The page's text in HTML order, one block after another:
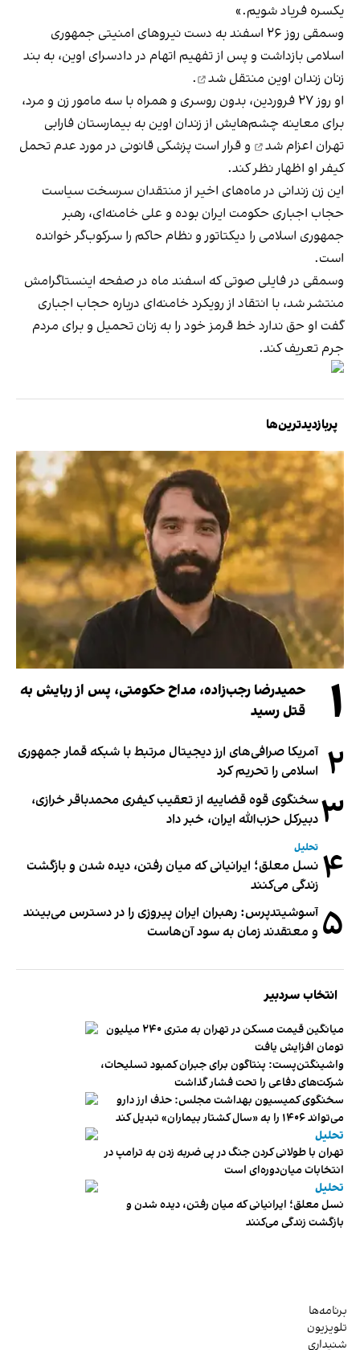
یکسره فریاد شویم.»
وسمقی روز ۲۶ اسفند به دست نیروهای امنیتی جمهوری
اسلامی بازداشت و پس از تفهیم اتهام در دادسرای اوین، به بند
زنان زندان اوین منتقل شد
.
او روز ۲۷ فروردین، بدون روسری و همراه با سه مامور زن و مرد،
برای معاینه چشم‌هایش از زندان اوین به بیمارستان فارابی
تهران اعزام شد
و قرار است پزشکی قانونی در مورد عدم تحمل
کیفر او اظهار نظر کند.
این زن زندانی در ماه‌های اخیر از منتقدان سرسخت سیاست
حجاب اجباری حکومت ایران بوده و علی خامنه‌ای، رهبر
جمهوری اسلامی را دیکتاتور و نظام حاکم را سرکوب‌گر خوانده
است.
وسمقی در فایلی صوتی که اسفند ماه در صفحه اینستاگرامش
منتشر شد، با انتقاد از رویکرد خامنه‌ای‌ درباره حجاب اجباری
گفت او حق ندارد خط قرمز خود را به زنان تحمیل و برای مردم
جرم تعریف کند.
پربازدیدترین‌ها
۱
حمیدرضا رجب‌زاده، مداح حکومتی، پس از ربایش به
قتل رسید
۲ آمریکا صرافی‌های ارز دیجیتال مرتبط با شبکه قمار جمهوری
اسلامی را تحریم کرد
۳سخنگوی قوه قضاییه از تعقیب کیفری محمدباقر خرازی،
دبیر‌کل حزب‌الله ایران، خبر داد
۴ تحلیل
نسل معلق؛ ایرانیانی که میان رفتن، دیده شدن و بازگشت
زندگی می‌کنند
۵ آسوشیتدپرس: رهبران ایران پیروزی را در دسترس می‌بینند
و معتقدند زمان به سود آن‌هاست
انتخاب سردبیر
میانگین قیمت مسکن در تهران به متری ۲۴۰ میلیون
تومان افزایش یافت
واشینگتن‌پست: پنتاگون برای جبران کمبود تسلیحات،
شرکت‌های دفاعی را تحت فشار گذاشت
سخنگوی کمیسیون بهداشت مجلس: حذف ارز دارو
می‌تواند ۱۴۰۶ را به «سال کشتار بیماران» تبدیل کند
تحلیل
تهران با طولانی کردن جنگ در پی ضربه زدن به ترامپ در
انتخابات میان‌دوره‌ای است
تحلیل
نسل معلق؛ ایرانیانی که میان رفتن، دیده شدن و
بازگشت زندگی می‌کنند
برنامه‌ها
تلویزیون
شنیداری